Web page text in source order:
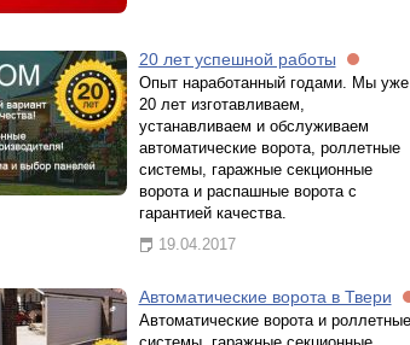
20 лет успешной работы
Опыт наработанный годами. Мы уже
20 лет изготавливаем,
устанавливаем и обслуживаем
автоматические ворота, роллетные
системы, гаражные секционные
ворота и распашные ворота с
гарантией качества.
19.04.2017
Автоматические ворота в Твери
Автоматические ворота и роллетные